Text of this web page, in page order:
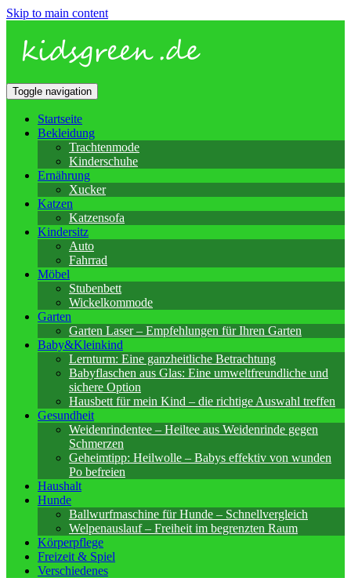
Skip to main content
Toggle navigation
Startseite
Bekleidung
Trachtenmode
Kinderschuhe
Ernährung
Xucker
Katzen
Katzensofa
Kindersitz
Auto
Fahrrad
Möbel
Stubenbett
Wickelkommode
Garten
Garten Laser – Empfehlungen für Ihren Garten
Baby&Kleinkind
Lernturm: Eine ganzheitliche Betrachtung
Babyflaschen aus Glas: Eine umweltfreundliche und
sichere Option
Hausbett für mein Kind – die richtige Auswahl treffen
Gesundheit
Weidenrindentee – Heiltee aus Weidenrinde gegen
Schmerzen
Geheimtipp: Heilwolle – Babys effektiv von wunden
Po befreien
Haushalt
Hunde
Ballwurfmaschine für Hunde – Schnellvergleich
Welpenauslauf – Freiheit im begrenzten Raum
Körperpflege
Freizeit & Spiel
Verschiedenes